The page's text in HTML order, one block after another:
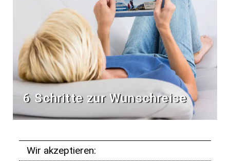
6 Schritte zur Wunschreise
Wir akzeptieren: